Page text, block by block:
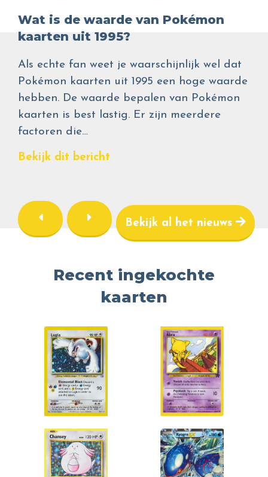
Wat is de waarde van Pokémon
kaarten uit 1995?
Als echte fan weet je waarschijnlijk wel dat
Pokémon kaarten uit 1995 een hoge waarde
hebben. De waarde bepalen van Pokémon
kaarten is best lastig. Er zijn meerdere
factoren die…
Bekijk dit bericht
Bekijk al het nieuws
Recent ingekochte
kaarten